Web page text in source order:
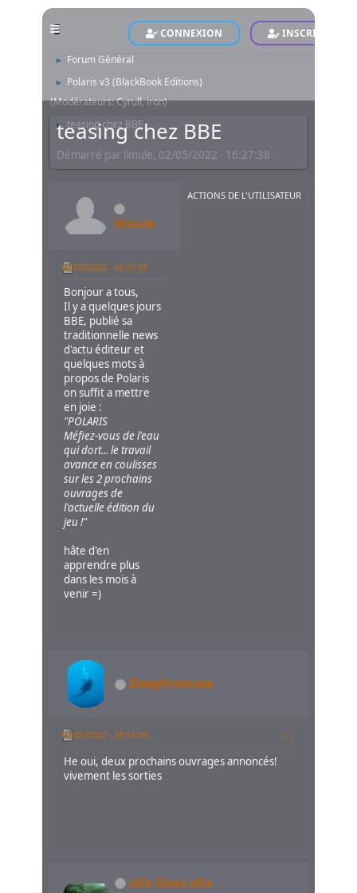
CONNEXION INSCRIVEZ-
POLARIS - Le Site Officiel - Official Website Forum
► Forum Général
►
Polaris v3 (BlackBook Editions)
(Modérateurs:Cyrull,iron)
► teasing chez BBE
teasing chez BBE
Démarré par limule, 02/05/2022 - 16:27:38
ACTIONS DE L'UTILISATEUR
limule
02/05/2022 - 16:27:38
Bonjour a tous,
Il y a quelques jours
BBE, publié sa
traditionnelle news
d'actu éditeur et
quelques mots à
propos de Polaris
on suffit a mettre
en joie :
"POLARIS
Méfiez-vous de l'eau
qui dort... le travail
avance en coulisses
sur les 2 prochains
ouvrages de
l'actuelle édition du
jeu !"
hâte d'en
apprendre plus
dans les mois à
venir =)
Deepfromsea
02/05/2022 - 18:14:00 #1
He oui, deux prochains ouvrages annoncés!
vivement les sorties
xXx Goss xXx